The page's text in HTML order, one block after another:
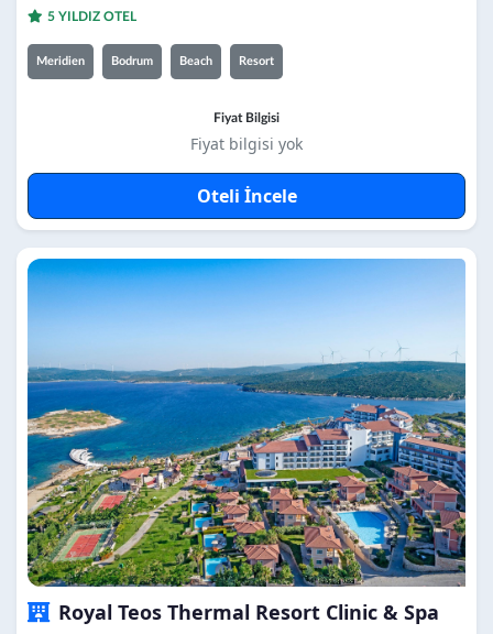
5 YILDIZ OTEL
Meridien Bodrum Beach Resort
Fiyat Bilgisi
Fiyat bilgisi yok
Oteli İncele
Royal Teos Thermal Resort Clinic & Spa